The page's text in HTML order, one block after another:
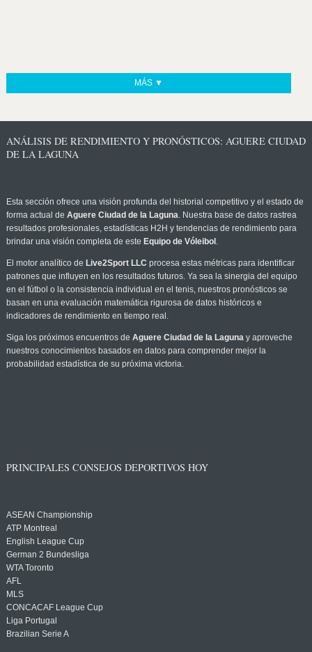
MÁS ▼
ANÁLISIS DE RENDIMIENTO Y PRONÓSTICOS: AGUERE CIUDAD
DE LA LAGUNA
Esta sección ofrece una visión profunda del historial competitivo y el estado de
forma actual de Aguere Ciudad de la Laguna. Nuestra base de datos rastrea
resultados profesionales, estadísticas H2H y tendencias de rendimiento para
brindar una visión completa de este Equipo de Vóleibol .
El motor analítico de Live2Sport LLC procesa estas métricas para identificar
patrones que influyen en los resultados futuros. Ya sea la sinergia del equipo
en el fútbol o la consistencia individual en el tenis, nuestros pronósticos se
basan en una evaluación matemática rigurosa de datos históricos e
indicadores de rendimiento en tiempo real.
Siga los próximos encuentros de Aguere Ciudad de la Lagunay aproveche
nuestros conocimientos basados en datos para comprender mejor la
probabilidad estadística de su próxima victoria.
PRINCIPALES CONSEJOS DEPORTIVOS HOY
ASEAN Championship
ATP Montreal
English League Cup
German 2 Bundesliga
WTA Toronto
AFL
MLS
CONCACAF League Cup
Liga Portugal
Brazilian Serie A